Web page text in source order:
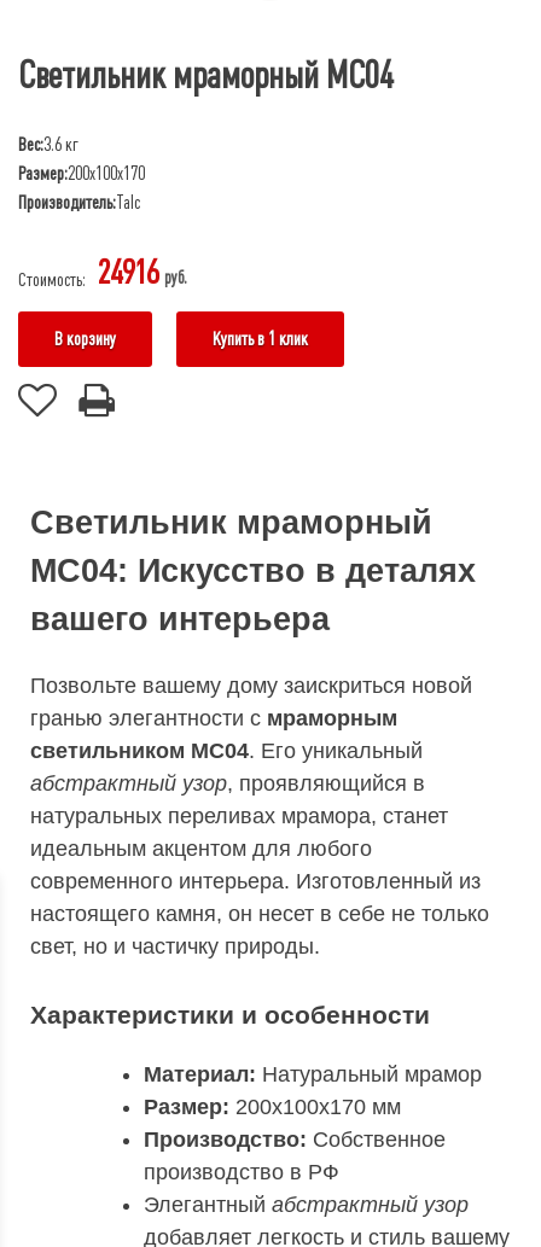
Светильник мраморный МС04
Вес:3.6 кг
Размер:200х100х170
Производитель: Talc
Стоимость: 24916 руб.
В корзину Купить в 1 клик
Светильник мраморный
МС04: Искусство в деталях
вашего интерьера
Позвольте вашему дому заискриться новой
гранью элегантности с мраморным
светильником МС04. Его уникальный
абстрактный узор, проявляющийся в
натуральных переливах мрамора, станет
идеальным акцентом для любого
современного интерьера. Изготовленный из
настоящего камня, он несет в себе не только
свет, но и частичку природы.
Характеристики и особенности
Материал: Натуральный мрамор
Размер: 200х100х170 мм
Производство: Собственное
производство в РФ
Элегантный абстрактный узор
добавляет легкость и стиль вашему